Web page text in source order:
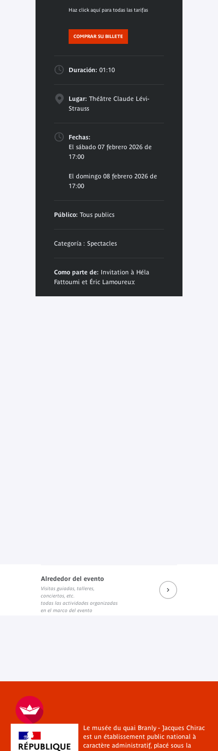
Haz click aquí para todas las tarifas
COMPRAR SU BILLETE
Duración: 01:10
Lugar: Théâtre Claude Lévi-
Strauss
Fechas:
El sábado 07 febrero 2026 de
17:00
El domingo 08 febrero 2026 de
17:00
Público: Tous publics
Categoría : Spectacles
Como parte de: Invitation à Héla
Fattoumi et Éric Lamoureux
Alrededor del evento
Visitas guiadas, talleres,
conciertos, etc.
todas las actividades organizadas
en el marco del evento
Le musée du quai Branly - Jacques Chirac
est un établissement public national à
caractère administratif, placé sous la